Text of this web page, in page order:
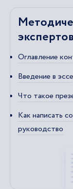
Оглавление
Введение в эссе
Что такое
Как написать
руководство